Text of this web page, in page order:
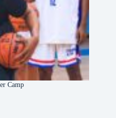
Camp